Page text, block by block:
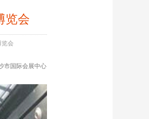
览会
会
市国际会展中心